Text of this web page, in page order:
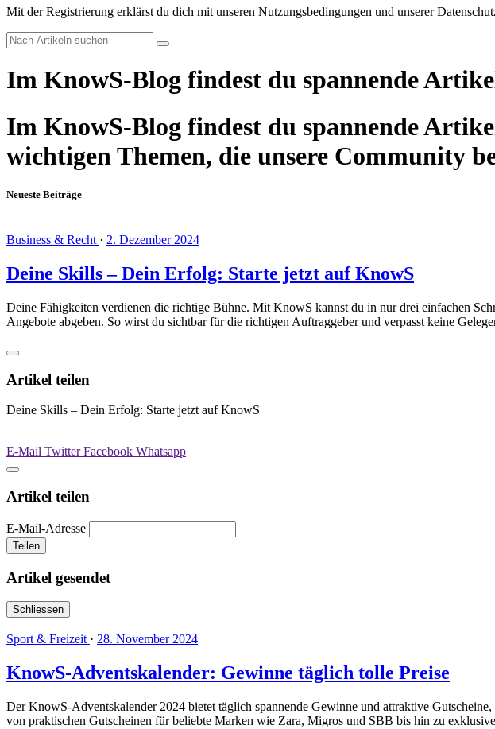
Mit der Registrierung erklärst du dich mit unseren Nutzungsbedingungen und unserer
Im KnowS-Blog findest du spannende
Im KnowS-Blog findest du spannende
wichtigen Themen, die unsere Community
Neueste Beiträge
Business & Recht · 2. Dezember 2024
Deine Skills – Dein Erfolg: Starte jetzt auf KnowS
Deine Fähigkeiten verdienen die richtige Bühne. Mit KnowS kannst du in nur drei einfachen
Angebote abgeben. So wirst du sichtbar für die richtigen Auftraggeber und verpasst keine
Artikel teilen
Deine Skills – Dein Erfolg: Starte jetzt auf KnowS
E-Mail TwitterFacebook Whatsapp
Artikel teilen
E-Mail-Adresse
Teilen
Artikel gesendet
Schliessen
Sport & Freizeit · 28. November 2024
KnowS-Adventskalender: Gewinne täglich tolle Preise
Der KnowS-Adventskalender 2024 bietet täglich spannende Gewinne und attraktive
von praktischen Gutscheinen für beliebte Marken wie Zara, Migros und SBB bis hin zu